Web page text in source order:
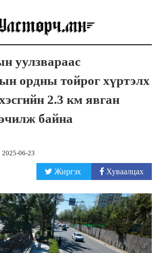
уулзвараас
ордны тойрог хүртэлх
2.3 км явган
байна
2025-06-23
Жиргэх Хуваалцах